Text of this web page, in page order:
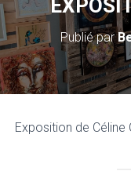
Publié par
Exposition de Céline